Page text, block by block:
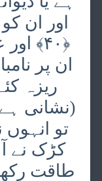
اور ان
﴿۴۰﴾
تو